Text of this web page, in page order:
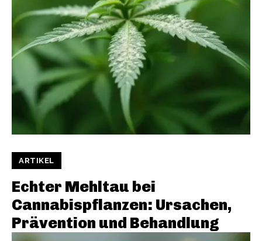
ARTIKEL
Echter Mehltau bei
Cannabispflanzen: Ursachen,
Prävention und Behandlung